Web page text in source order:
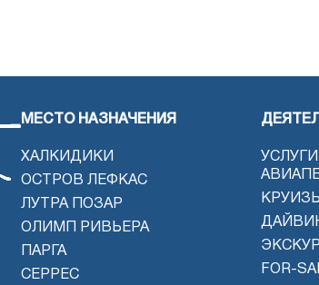
МЕСТО НАЗНАЧЕНИЯ
ХАЛКИДИКИ
ОСТРОВ ЛЕФКАС
ЛУТРА ПОЗАР
ОЛИМП РИВЬЕРА
ПАРГА
СЕРРЕС
FOR-